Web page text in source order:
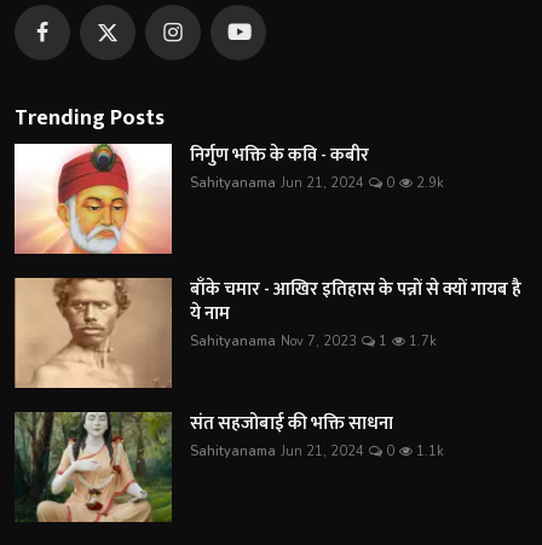
Trending Posts
निर्गुण भक्ति के कवि - कबीर
Sahityanama Jun 21, 2024 0 2.9k
बाँके चमार - आखिर इतिहास के पन्नों से क्यों गायब है
ये नाम
Sahityanama Nov 7, 2023 1 1.7k
संत सहजोबाई की भक्ति साधना
Sahityanama Jun 21, 2024 0 1.1k